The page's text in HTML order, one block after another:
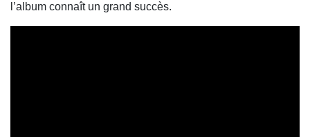
l’album connaît un grand succès.